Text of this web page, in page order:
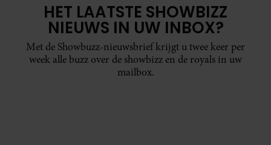
HET LAATSTE SHOWBIZZ
NIEUWS IN UW INBOX?
Met de Showbuzz-nieuwsbrief krijgt u twee keer per
week alle buzz over de showbizz en de royals in uw
mailbox.